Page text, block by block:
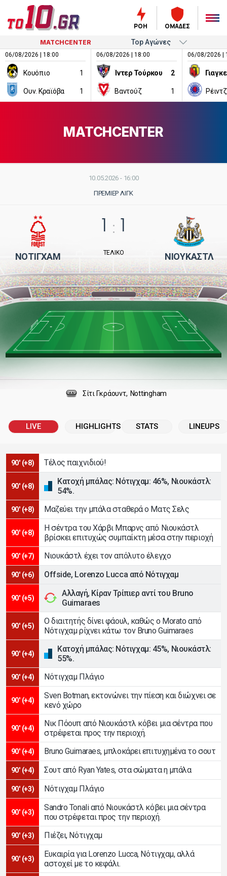
ΡΟΗ ΟΜΑΔΕΣ
MATCHCENTER
06/08/2026 | 18:00
Κουόπιο 1
Ουν. Κραϊόβα 1
06/08/2026 | 18:00
Ίντερ Τούρκου 2
Βαντούζ 1
06/08/2026 |
MATCHCENTER
10.05.2026 - 16:00
ΠΡΈΜΙΕΡ ΛΙΓΚ
ΝΌΤΙΓΧΑΜ
1 : 1
ΤΕΛΙΚΌ ΝΙΟΥΚΆΣΤΛ
Σίτι Γκράουντ Nottingham
LIVE HIGHLIGHTS STATS LINEUPS
90' (+8) Τέλος παιχνιδιού!
90' (+8)
Κατοχή μπάλας: Νότιγχαμ: 46%, Νιουκάστλ:
54%.
90' (+8) Μαζεύει την μπάλα σταθερά ο Ματς Σελς
90' (+8)
Η σέντρα του Χάρβι Μπαρνς από Νιουκάστλ
βρίσκει επιτυχώς συμπαίκτη μέσα στην περιοχή
90' (+7) Νιουκάστλ έχει τον απόλυτο έλεγχο
90' (+6) Offside, Lorenzo Lucca από Νότιγχαμ
90' (+5)
Αλλαγή, Κίραν Τρίπιερ αντί του Bruno
Guimaraes
90' (+5)
Ο διαιτητής δίνει φάουλ, καθώς ο Morato από
Νότιγχαμ ρίχνει κάτω τον Bruno Guimaraes
90' (+4)
Κατοχή μπάλας: Νότιγχαμ: 45%, Νιουκάστλ:
55%.
90' (+4) Νότιγχαμ Πλάγιο
90' (+4)
Sven Botman, εκτονώνει την πίεση και διώχνει σε
κενό χώρο
90' (+4)
Νικ Πόουπ από Νιουκάστλ κόβει μια σέντρα που
στρέφεται προς την περιοχή.
90' (+4) Bruno Guimaraes, μπλοκάρει επιτυχημένα το σουτ
90' (+4) Σουτ από Ryan Yates, στα σώματα η μπάλα
90' (+3) Νότιγχαμ Πλάγιο
90' (+3)
Sandro Tonali από Νιουκάστλ κόβει μια σέντρα
που στρέφεται προς την περιοχή.
90' (+3) Πιέζει, Νότιγχαμ
90' (+3)
Ευκαιρία για Lorenzo Lucca, Νότιγχαμ, αλλά
αστοχεί με το κεφάλι.